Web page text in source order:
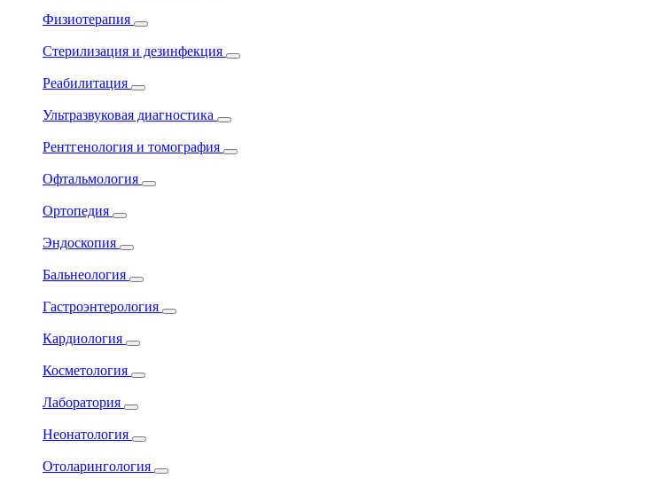
Физиотерапия
Стерилизация и дезинфекция
Реабилитация
Ультразвуковая диагностика
Рентгенология и томография
Офтальмология
Ортопедия
Эндоскопия
Бальнеология
Гастроэнтерология
Кардиология
Косметология
Лаборатория
Неонатология
Отоларингология